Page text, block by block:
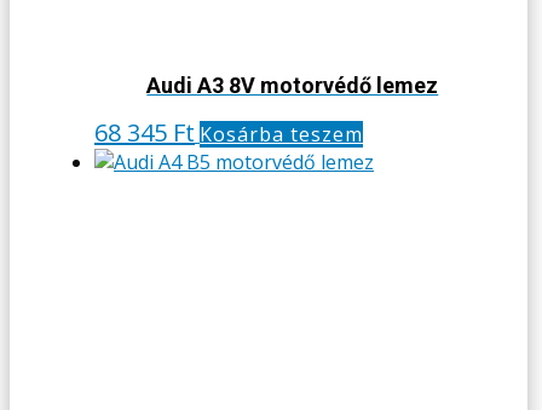
Audi A3 8V motorvédő lemez
68 345 Ft Kosárba teszem